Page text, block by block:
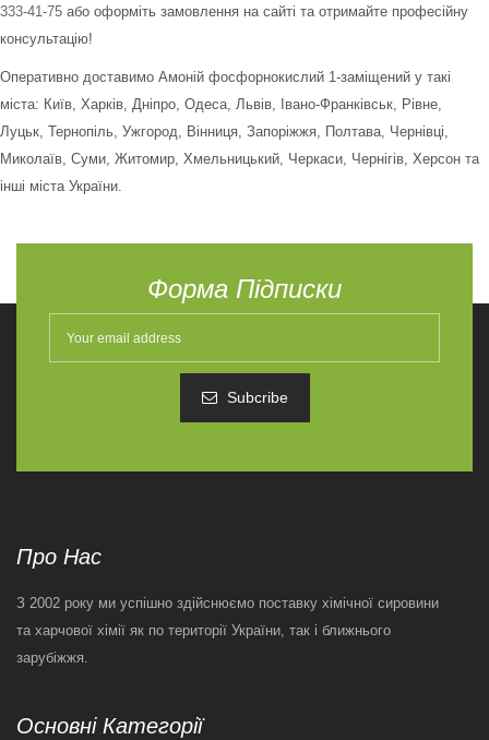
333-41-75 або оформіть замовлення на сайті та отримайте професійну
консультацію!
Оперативно доставимо Амоній фосфорнокислий 1-заміщений у такі
міста: Київ, Харків, Дніпро, Одеса, Львів, Івано-Франківськ, Рівне,
Луцьк, Тернопіль, Ужгород, Вінниця, Запоріжжя, Полтава, Чернівці,
Миколаїв, Суми, Житомир, Хмельницький, Черкаси, Чернігів, Херсон та
інші міста України.
Форма Підписки
Subcribe
Про Нас
З 2002 року ми успішно здійснюємо поставку хімічної сировини
та харчової хімії як по території України, так і ближнього
зарубіжжя.
Основні Категорії